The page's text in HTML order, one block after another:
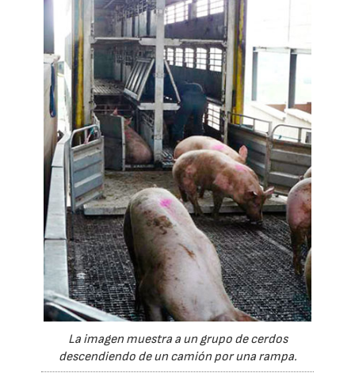
La imagen muestra a un grupo de cerdos
descendiendo de un camión por una rampa.